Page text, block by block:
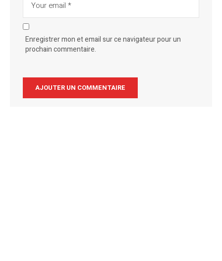
Enregistrer mon et email sur ce navigateur pour un
prochain commentaire.